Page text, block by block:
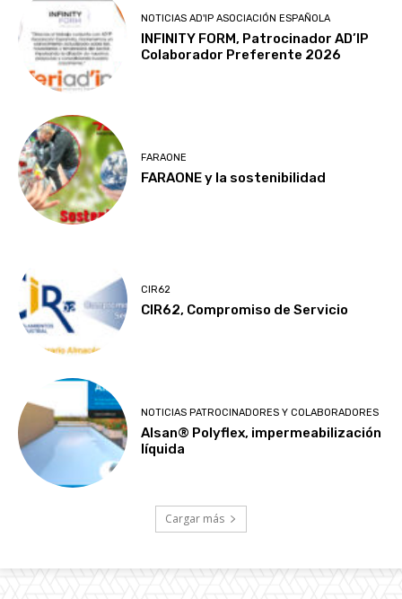
NOTICIAS AD'IP ASOCIACIÓN ESPAÑOLA
INFINITY FORM, Patrocinador AD’IP
Colaborador Preferente 2026
FARAONE
FARAONE y la sostenibilidad
CIR62
CIR62, Compromiso de Servicio
NOTICIAS PATROCINADORES Y COLABORADORES
Alsan® Polyflex, impermeabilización
líquida
Cargar más